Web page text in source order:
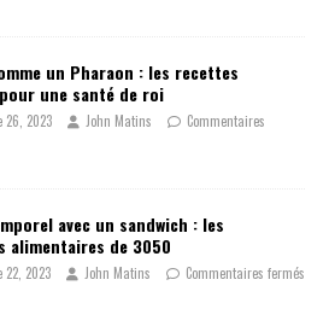
un Pharaon : les recettes
une santé de roi
26, 2023 John Matins
Commentaires
avec un sandwich : les
alimentaires de 3050
22, 2023 John Matins Commentaires fermés